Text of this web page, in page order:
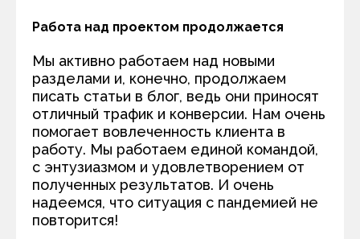
Работа над проектом продолжается
Мы активно работаем над новыми
разделами и, конечно, продолжаем
писать статьи в блог, ведь они приносят
отличный трафик и конверсии. Нам очень
помогает вовлеченность клиента в
работу. Мы работаем единой командой,
с энтузиазмом и удовлетворением от
полученных результатов. И очень
надеемся, что ситуация с пандемией не
повторится!